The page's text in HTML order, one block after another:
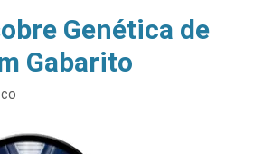
Genética de
Gabarito